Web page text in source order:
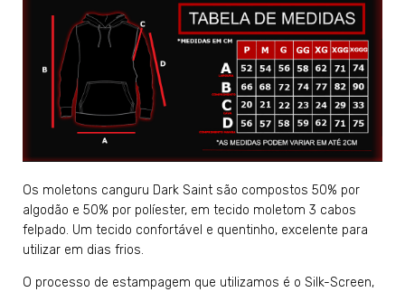
Os moletons canguru Dark Saint são compostos 50% por
algodão e 50% por políester, em tecido moletom 3 cabos
felpado. Um tecido confortável e quentinho, excelente para
utilizar em dias frios.
O processo de estampagem que utilizamos é o Silk-Screen,